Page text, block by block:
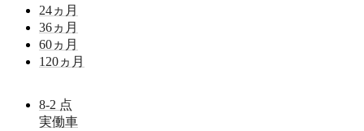
24ヵ月
36ヵ月
60ヵ月
120ヵ月
8-2 点
実働車